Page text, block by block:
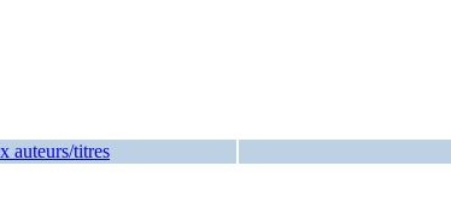
auteurs/titres